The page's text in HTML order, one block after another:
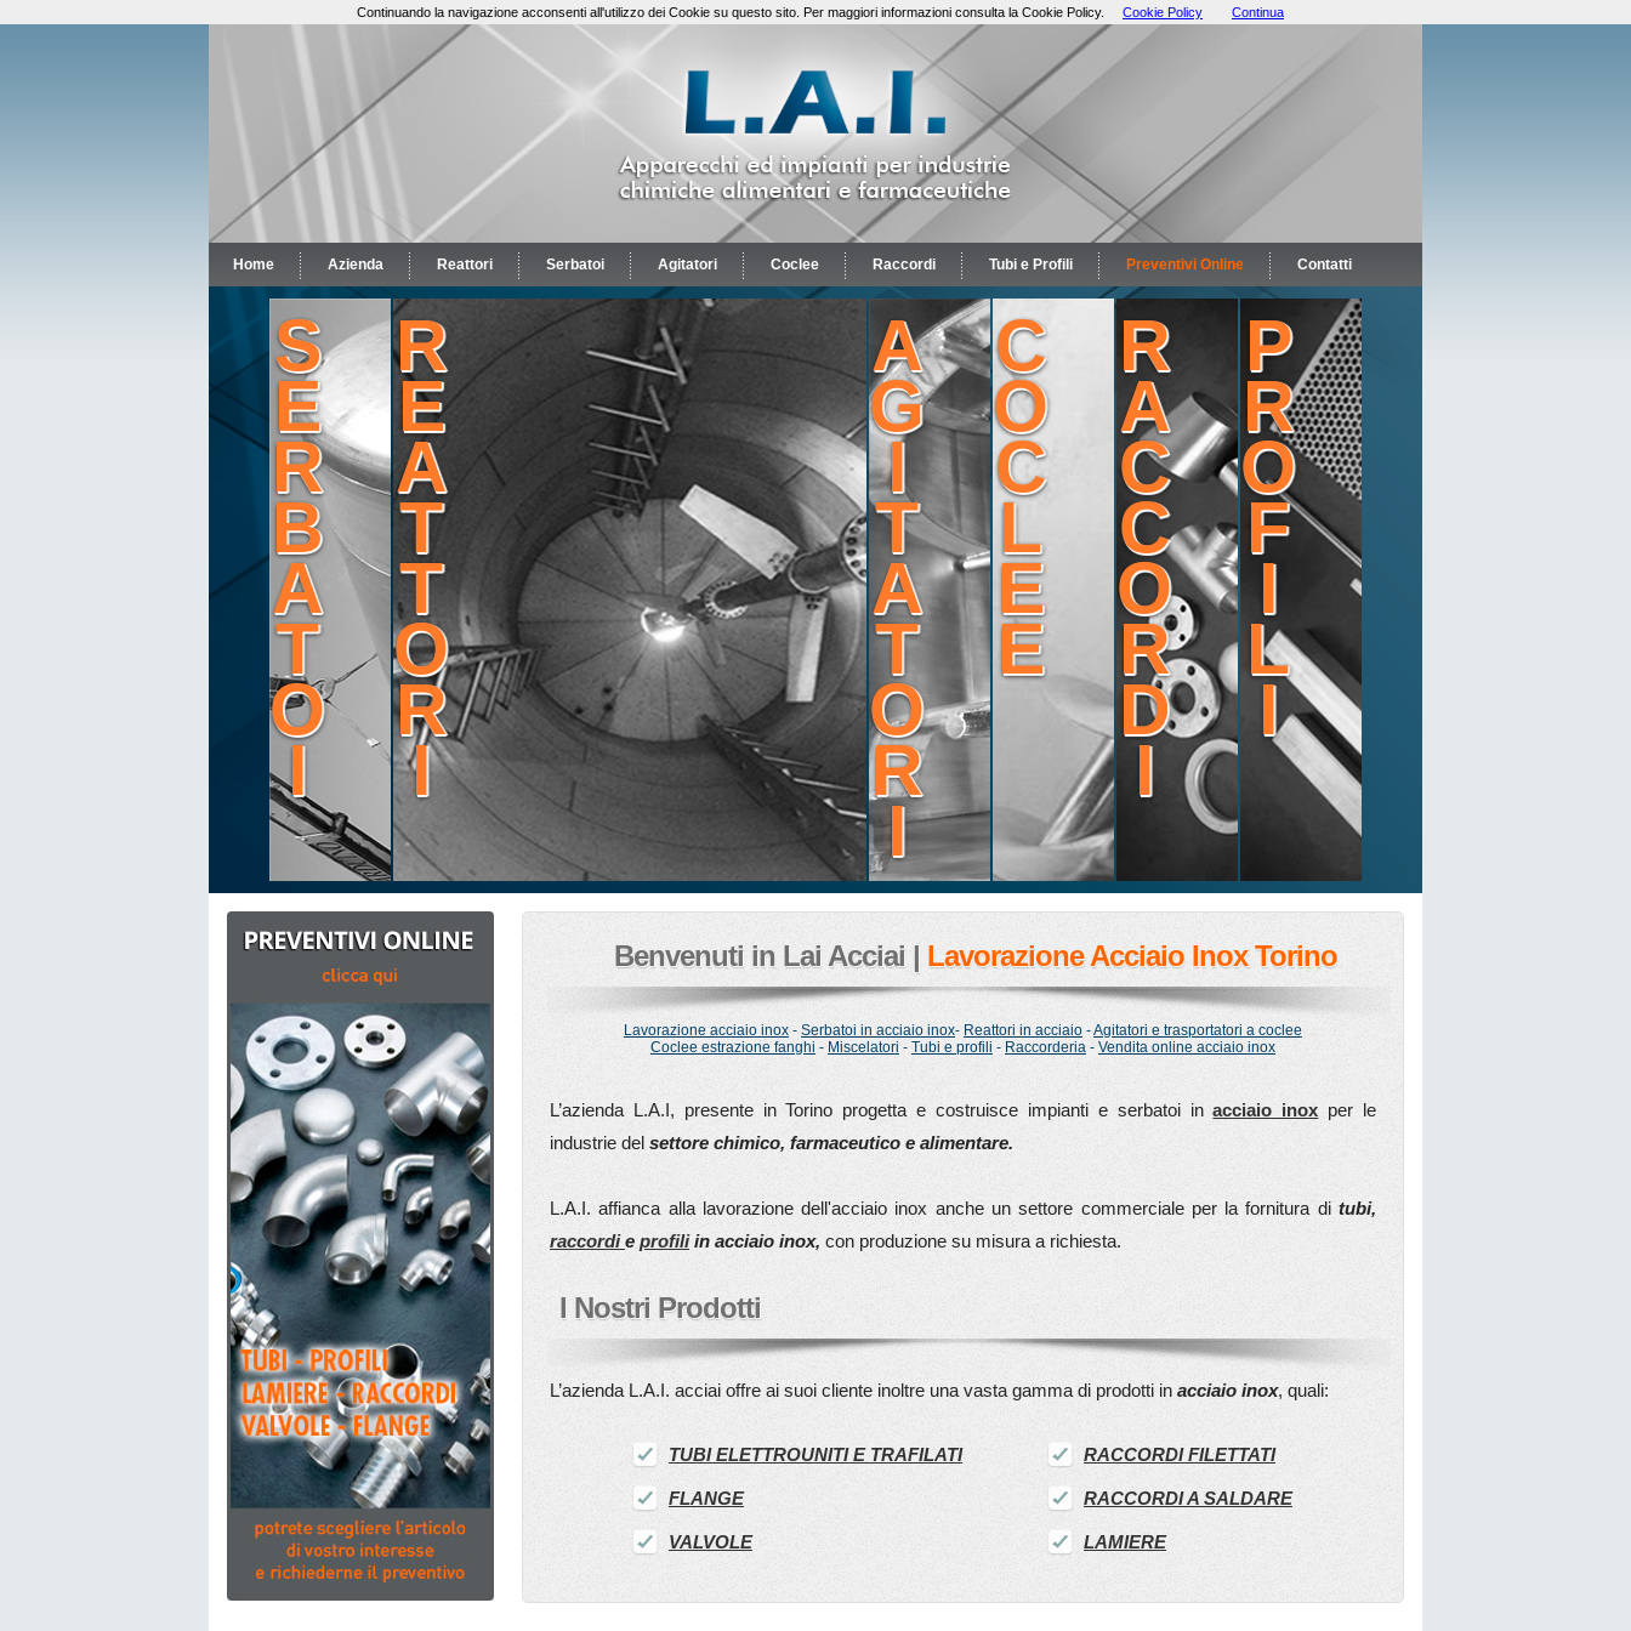
Home Azienda Reattori Serbatoi Agitatori Coclee Raccordi Tubi e Profili Preventivi Online Contatti
S
E
R
B
A
T
O
I
R
E
A
T
T
O
R
I
A
G
I
T
A
T
O
R
I
C
O
C
L
E
E
R
A
C
C
O
R
D
I
P
R
O
F
I
L
I
Benvenuti in Lai Acciai | Lavorazione Acciaio Inox Torino
Lavorazione acciaio inox - Serbatoi in acciaio inox- Reattori in acciaio -Agitatori e trasportatori a coclee
Coclee estrazione fanghi - Miscelatori - Tubi e profili - Raccorderia - Vendita online acciaio inox
L’azienda L.A.I, presente in Torino progetta e costruisce impianti e serbatoi inacciaio inox per le
industrie del settore chimico, farmaceutico e alimentare.
L.A.I. affianca alla lavorazione dell'acciaio inox anche un settore commerciale per la fornitura di tubi,
raccordie profiliin acciaio inox, con produzione su misura a richiesta.
I Nostri Prodotti
L’azienda L.A.I. acciai offre ai suoi cliente inoltre una vasta gamma di prodotti in acciaio inox, quali:
TUBI ELETTROUNITI E TRAFILATI
FLANGE
VALVOLE
RACCORDI FILETTATI
RACCORDI A SALDARE
LAMIERE
Continuando la navigazione acconsenti all'utilizzo dei Cookie su questo sito. Per maggiori informazioni consulta la Cookie Policy. Cookie Policy Continua